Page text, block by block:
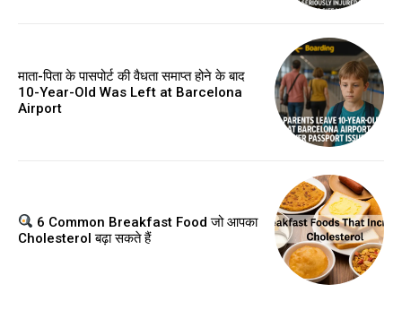
माता-पिता के पासपोर्ट की वैधता समाप्त होने के बाद
10-Year-Old Was Left at Barcelona
Airport
6 Common Breakfast Food जो आपका
Cholesterol बढ़ा सकते हैं